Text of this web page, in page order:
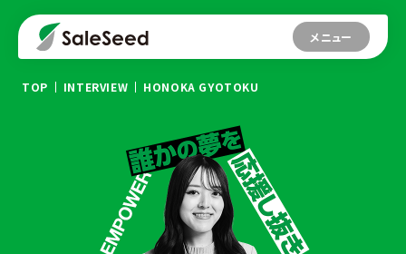
メニュー
TOP INTERVIEW HONOKA GYOTOKU